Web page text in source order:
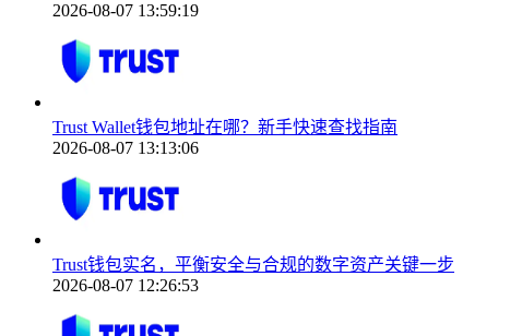
2026-08-07 13:59:19
Trust Wallet钱包地址在哪？新手快速查找指南
2026-08-07 13:13:06
Trust钱包实名，平衡安全与合规的数字资产关键一步
2026-08-07 12:26:53